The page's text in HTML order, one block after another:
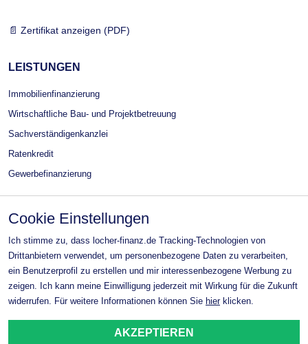
Cookie Einstellungen
Ich stimme zu, dass locher-finanz.de Tracking-Technologien von
Drittanbietern verwendet, um personenbezogene Daten zu verarbeiten,
ein Benutzerprofil zu erstellen und mir interessenbezogene Werbung zu
zeigen. Ich kann meine Einwilligung jederzeit mit Wirkung für die Zukunft
widerrufen. Für weitere Informationen können Sie hierklicken.
AKZEPTIEREN
📄 Zertifikat anzeigen (PDF)
LEISTUNGEN
Immobilienfinanzierung
Wirtschaftliche Bau- und Projektbetreuung
Sachverständigenkanzlei
Ratenkredit
Gewerbefinanzierung
©locher-finanz.de2026
teest